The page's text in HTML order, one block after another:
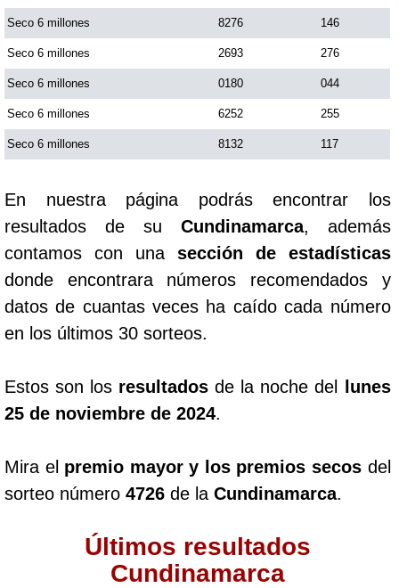
Seco 6 millones 8276 146
Seco 6 millones 2693 276
Seco 6 millones 0180 044
Seco 6 millones 6252 255
Seco 6 millones 8132 117
En nuestra página podrás encontrar los
resultados de su Cundinamarca, además
contamos con una sección de estadísticas
donde encontrara números recomendados y
datos de cuantas veces ha caído cada número
en los últimos 30 sorteos.
Estos son los resultados de la noche del
lunes
25 de noviembre de 2024.
Mira el premio mayor y los premios secosdel
sorteo número 4726 de la Cundinamarca.
Últimos resultados
Cundinamarca